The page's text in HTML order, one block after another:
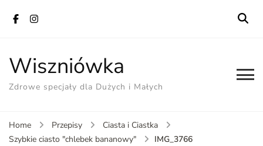
Wiszniówka
Zdrowe specjały dla Dużych i Małych
Home Przepisy
Ciasta i Ciastka
Szybkie ciasto "chlebek bananowy"
IMG_3766